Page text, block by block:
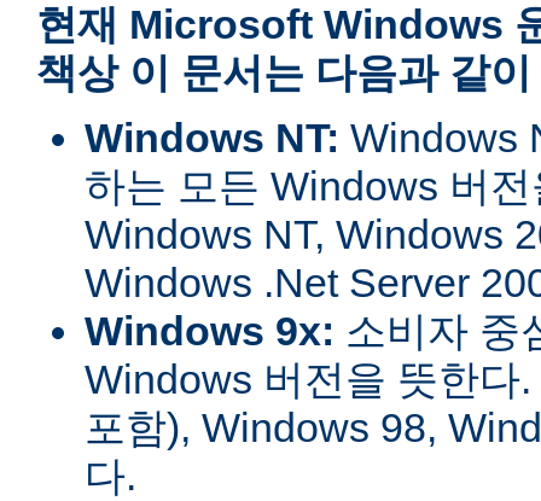
현재 Microsoft Windows
책상 이 문서는 다음과 같
Windows NT: Windows
하는 모든 Windows 버
Windows NT, Windows
Windows .Net Server
Windows 9x: 소비자 중
Windows 버전을 뜻한다
포함), Windows 98,
다.